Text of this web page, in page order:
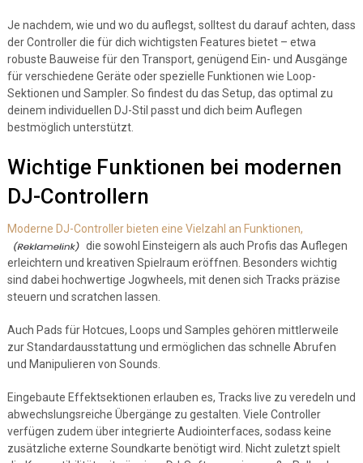
Je nachdem, wie und wo du auflegst, solltest du darauf achten, dass
der Controller die für dich wichtigsten Features bietet – etwa
robuste Bauweise für den Transport, genügend Ein- und Ausgänge
für verschiedene Geräte oder spezielle Funktionen wie Loop-
Sektionen und Sampler. So findest du das Setup, das optimal zu
deinem individuellen DJ-Stil passt und dich beim Auflegen
bestmöglich unterstützt.
Wichtige Funktionen bei modernen
DJ-Controllern
Moderne DJ-Controller bieten eine Vielzahl an Funktionen,
die sowohl Einsteigern als auch Profis das Auflegen
erleichtern und kreativen Spielraum eröffnen. Besonders wichtig
sind dabei hochwertige Jogwheels, mit denen sich Tracks präzise
steuern und scratchen lassen.
Auch Pads für Hotcues, Loops und Samples gehören mittlerweile
zur Standardausstattung und ermöglichen das schnelle Abrufen
und Manipulieren von Sounds.
Eingebaute Effektsektionen erlauben es, Tracks live zu veredeln und
abwechslungsreiche Übergänge zu gestalten. Viele Controller
verfügen zudem über integrierte Audiointerfaces, sodass keine
zusätzliche externe Soundkarte benötigt wird. Nicht zuletzt spielt